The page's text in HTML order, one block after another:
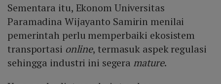
Sementara itu, Ekonom Universitas
Paramadina Wijayanto Samirin menilai
pemerintah perlu memperbaiki ekosistem
transportasi online, termasuk aspek regulasi
sehingga industri ini segera mature.